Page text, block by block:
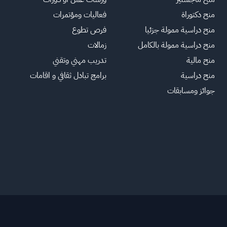
منح دكتوراة
منح دراسية ممولة جزئيا
منح دراسية ممولة بالكامل
منح مالية
منح دراسية
جوائز ومسابقات
فعاليات ومؤتمرات
فرص تطوع
زمالات
تدريب مهني وتقني
برامج تبادل ثقافي و اقامات